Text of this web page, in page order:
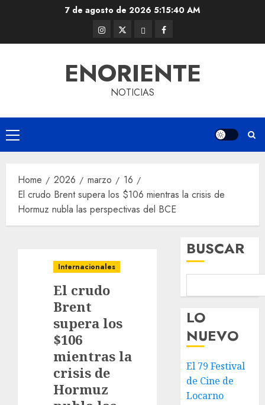
7 de agosto de 20265:15:41 AM
Instagram
@EnOriente
Twitter
(X)
ThreadsFacebook
ENORIENTE
NOTICIAS
Primary
Menu
Home 2026 marzo
16
El crudo Brent supera los $106 mientras la crisis de
Hormuz nubla las perspectivas del BCE
Internacionales
El crudo
Brent
supera los
$106
mientras la
crisis de
Hormuz
BUSCAR
LO
NUEVO
El 79 Festival
de Cine de
Locarno